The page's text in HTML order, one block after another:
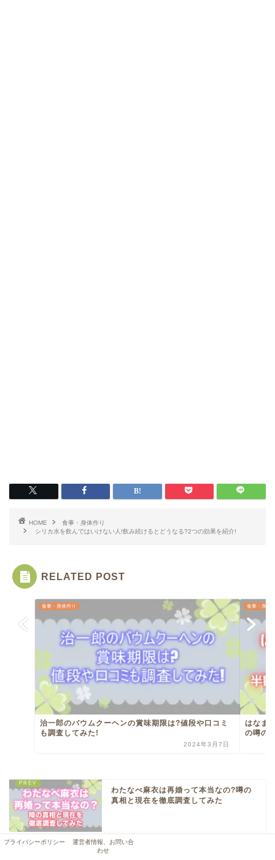
HOME
食事・身体作り
シリカ水を飲んではいけない人!飲み続けるとどうなる?2つの効果を紹介!
RELATED POST
食事・身体作り
治一郎のバウムクーヘンの賞味期限は?値段や口コミ
も調査してみた!
2024年3月7日
食事・身体
はなま
の噂の
わたなべ麻衣は再婚って本当なの?噂の
真相と現在を徹底調査してみた
エクスペリアエースはなぜ安いの?安い
プライバシーポリシー
運営者情報、お問い合
わせ